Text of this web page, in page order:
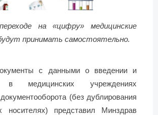
на «цифру» медицинские
принимать самостоятельно.
с данными о введении и
в медицинских учреждениях
(без дублирования
носителях) представил Минздрав